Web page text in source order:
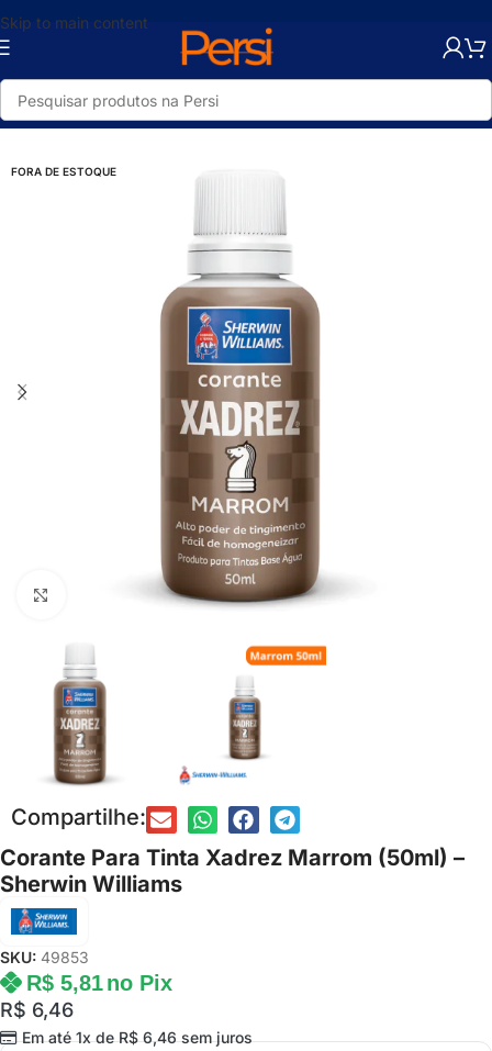
Skip to main content
Início/Loja/Pintura/Tintas
FORA DE ESTOQUE
Clique para ampliar
Compartilhe:
Corante Para Tinta Xadrez Marrom (50ml) –
Sherwin Williams
SKU: 49853
R$ 6,46
Em até 1x deR$6,46sem juros
R$5,81 no Pix